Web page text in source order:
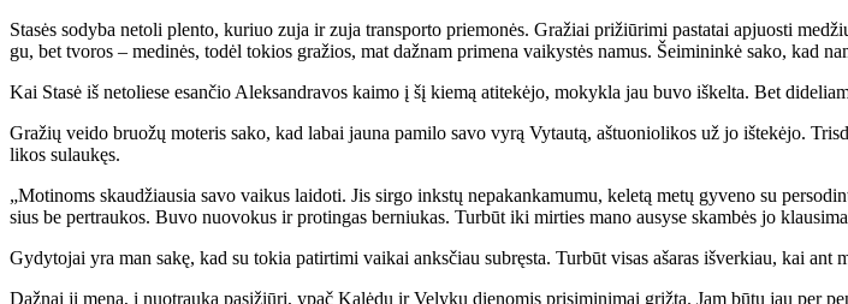
Sta­sės so­dy­ba ne­to­li plen­to, ku­riuo zu­ja ir zu­ja trans­por­to prie­mo­nės. Gra­žiai pri­žiū­ri­mi pa­sta­tai ap­juos­ti
gu, bet tvo­ros – me­di­nės, to­dėl to­kios gra­žios, mat daž­nam pri­me­na vai­kys­tės na­mus. Šei­mi­nin­kė sa­ko, kad
Kai Sta­sė iš ne­to­lie­se esan­čio Alek­san­dra­vos kai­mo į šį kie­mą ati­te­kė­jo, mo­kyk­la jau bu­vo iš­kel­ta. Bet
Gra­žių vei­do bruo­žų mo­te­ris sa­ko, kad la­bai jau­na pa­mi­lo sa­vo vy­rą Vy­tau­tą, aš­tuo­nio­li­kos už jo iš­te­kė­jo.
li­kos su­lau­kęs.
„Mo­ti­noms skau­džiau­sia sa­vo vai­kus lai­do­ti. Jis sir­go inks­tų ne­pa­kan­ka­mu­mu, ke­le­tą me­tų gy­ve­no su
sius be per­trau­kos. Bu­vo nuo­vo­kus ir pro­tin­gas ber­niu­kas. Tur­būt iki mir­ties ma­no au­sy­se skam­bės jo
Gy­dy­to­jai yra man sa­kę, kad su to­kia pa­tir­ti­mi vai­kai anks­čiau su­bręs­ta. Tur­būt vi­sas aša­ras iš­ver­kiau, kai ant
Daž­nai jį me­na, į nuo­trau­ką pa­si­žiū­ri, ypač Ka­lė­dų ir Ve­ly­kų die­no­mis pri­si­mi­ni­mai grįž­ta. Jam bū­tų jau per